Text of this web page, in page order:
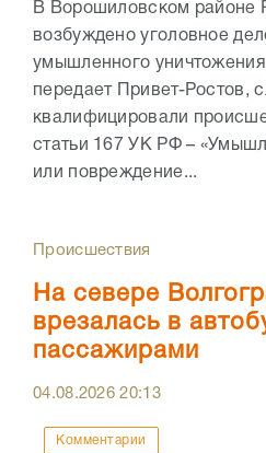
В Ворошиловском районе
возбуждено уголовное
умышленного
передает Привет-Ростов,
квалифицировали
статьи 167 УК РФ –
или повреждение...
Происшествия
На севере
врезалась в
пассажирами
04.08.202620:13
Комментарии